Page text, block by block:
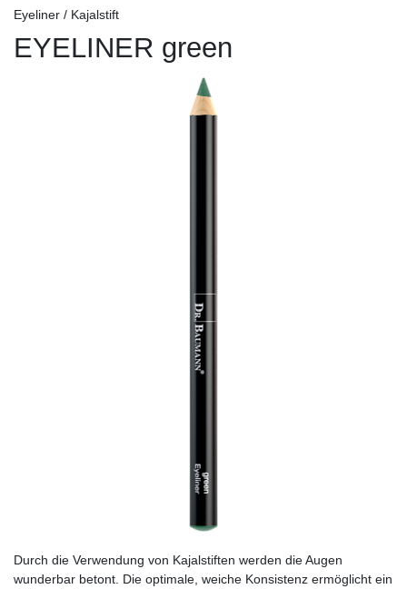
Eyeliner / Kajalstift
EYELINER green
Durch die Verwendung von Kajalstiften werden die Augen
wunderbar betont. Die optimale, weiche Konsistenz ermöglicht ein